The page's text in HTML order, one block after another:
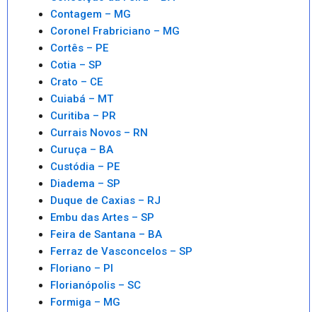
Contagem – MG
Coronel Frabriciano – MG
Cortês – PE
Cotia – SP
Crato – CE
Cuiabá – MT
Curitiba – PR
Currais Novos – RN
Curuça – BA
Custódia – PE
Diadema – SP
Duque de Caxias – RJ
Embu das Artes – SP
Feira de Santana – BA
Ferraz de Vasconcelos – SP
Floriano – PI
Florianópolis – SC
Formiga – MG